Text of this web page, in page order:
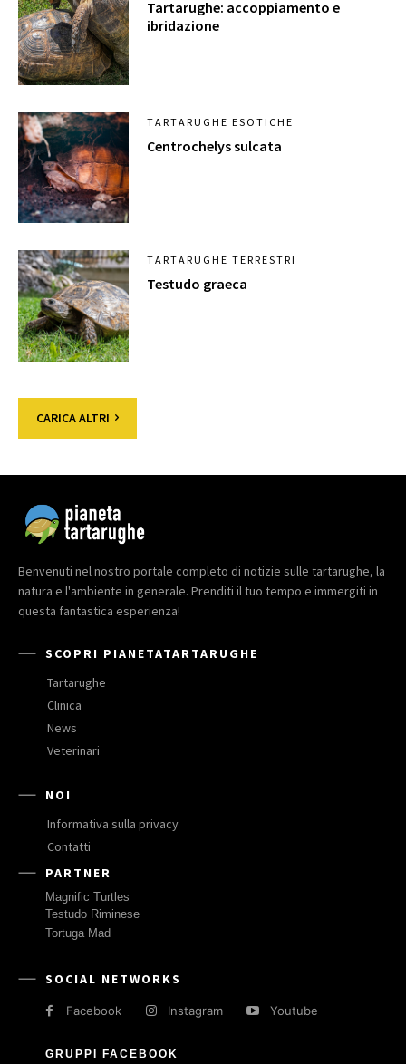
Tartarughe: accoppiamento e
ibridazione
TARTARUGHE ESOTICHE
Centrochelys sulcata
TARTARUGHE TERRESTRI
Testudo graeca
CARICA ALTRI
Benvenuti nel nostro portale completo di notizie sulle tartarughe, la
natura e l'ambiente in generale. Prenditi il tuo tempo e immergiti in
questa fantastica esperienza!
SCOPRI PIANETATARTARUGHE
Tartarughe
Clinica
News
Veterinari
NOI
Informativa sulla privacy
Contatti
PARTNER
Magnific Turtles
Testudo Riminese
Tortuga Mad
SOCIAL NETWORKS
Facebook Instagram Youtube
GRUPPI FACEBOOK